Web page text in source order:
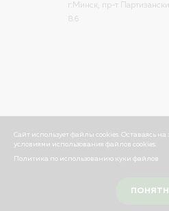
г.Минск, пр-т
86
Сайт использует файлы cookies. Оставаясь на
условиями использования файлов cookies.
Политика по использованию куки файлов